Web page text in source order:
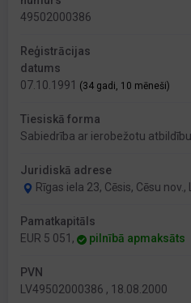
49502000386
Reģistrācijas
datums
07.10.1991 (34 gadi, 10 mēneši)
Tiesiskā forma
Sabiedrība ar ierobežotu atbildību
Juridiskā adrese
Rīgas iela 23, Cēsis, Cēsu nov.,
Pamatkapitāls
EUR 5 051,
pilnībā apmaksāts
PVN
LV49502000386 , 18.08.2000